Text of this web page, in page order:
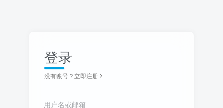
登录
没有账号？立即注册
用户名或邮箱